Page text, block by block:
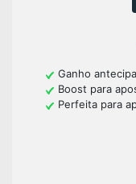
Ganho
Boost para
Perfeita para